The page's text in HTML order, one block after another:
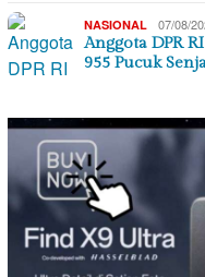
NASIONAL 07/08/
Anggota DPR
955 Pucuk